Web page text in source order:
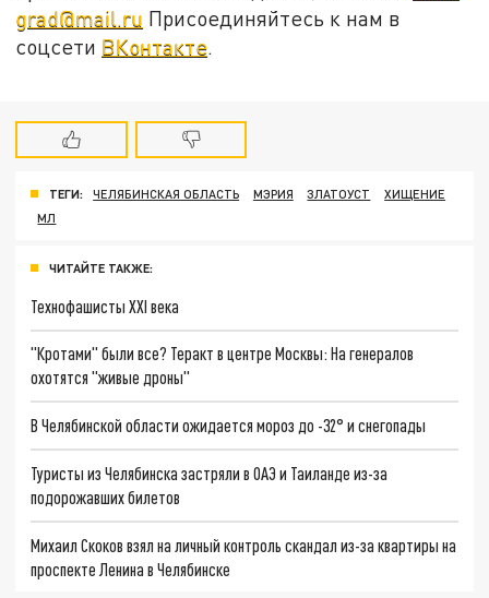
grad@mail.ru Присоединяйтесь к нам в
соцсети ВКонтакте.
ТЕГИ: ЧЕЛЯБИНСКАЯ ОБЛАСТЬ МЭРИЯ ЗЛАТОУСТ
ХИЩЕНИЕ
МЛ
ЧИТАЙТЕ ТАКЖЕ:
Технофашисты XXI века
"Кротами" были все? Теракт в центре Москвы: На генералов
охотятся "живые дроны"
В Челябинской области ожидается мороз до -32° и снегопады
Туристы из Челябинска застряли в ОАЭ и Таиланде из-за
подорожавших билетов
Михаил Скоков взял на личный контроль скандал из-за квартиры на
проспекте Ленина в Челябинске